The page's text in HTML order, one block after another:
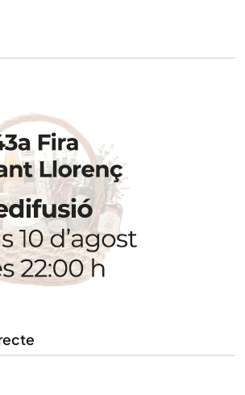
nostre butlletí
seleccionada i enviada directament
te al nostre butlletí i segueix
importa.
SUBSCRIU-TE